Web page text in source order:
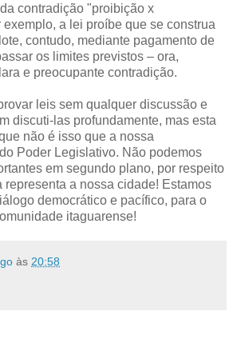
contradição "proibição x
a lei proíbe que se construa
contudo, mediante pagamento de
os limites previstos – ora,
e preocupante contradição.
leis sem qualquer discussão e
discuti-las profundamente, mas esta
não é isso que a nossa
Poder Legislativo. Não podemos
em segundo plano, por respeito
representa a nossa cidade! Estamos
democrático e pacífico, para o
itaguarense!
às 20:58